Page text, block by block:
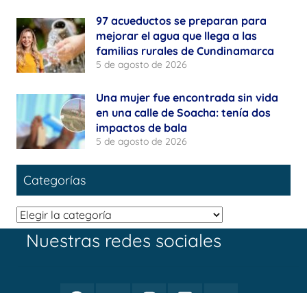
97 acueductos se preparan para
mejorar el agua que llega a las
familias rurales de Cundinamarca
5 de agosto de 2026
Una mujer fue encontrada sin vida
en una calle de Soacha: tenía dos
impactos de bala
5 de agosto de 2026
Categorías
Categorías
Nuestras redes sociales